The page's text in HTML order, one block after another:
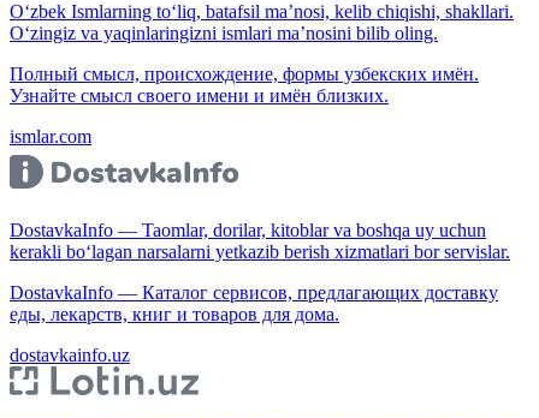
O‘zbek Ismlarning to‘liq, batafsil ma’nosi, kelib chiqishi, shakllari.
O‘zingiz va yaqinlaringizni ismlari ma’nosini bilib oling.
Полный смысл, происхождение, формы узбекских имён.
Узнайте смысл своего имени и имён близких.
ismlar.com
DostavkaInfo — Taomlar, dorilar, kitoblar va boshqa uy uchun
kerakli bo‘lagan narsalarni yetkazib berish xizmatlari bor servislar.
DostavkaInfo — Каталог сервисов, предлагающих доставку
еды, лекарств, книг и товаров для дома.
dostavkainfo.uz